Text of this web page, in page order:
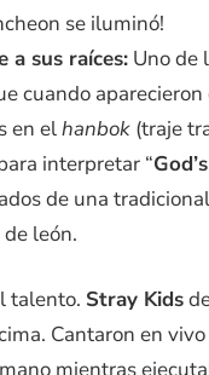
se iluminó!
a sus raíces: Uno de
cuando
en elhanbok (traje
interpretar “
de una
león.
talento. Stray Kids
Cantaron en vivo